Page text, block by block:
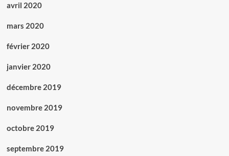
avril 2020
mars 2020
février 2020
janvier 2020
décembre 2019
novembre 2019
octobre 2019
septembre 2019